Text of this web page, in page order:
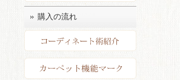
購入の流れ